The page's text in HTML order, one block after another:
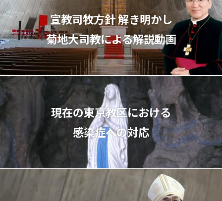
宣教司牧⽅針 解き明かし
菊地⼤司教による解説動画
現在の東京教区における
感染症への対応